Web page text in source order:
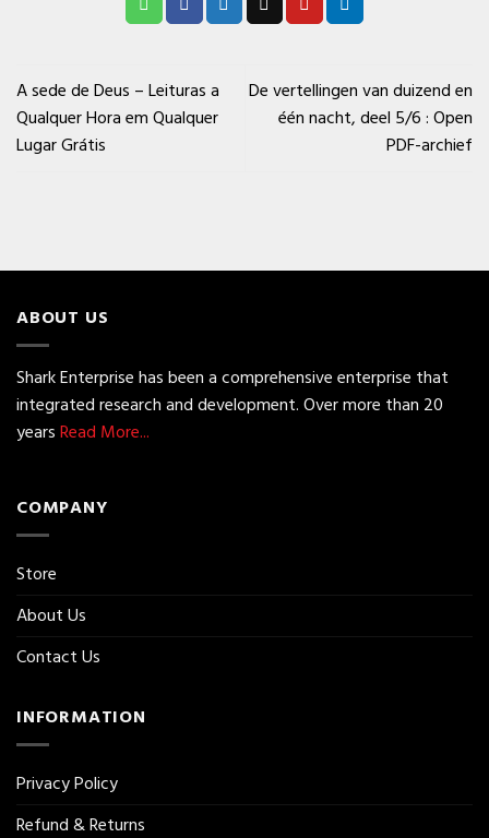
A sede de Deus – Leituras a
Qualquer Hora em Qualquer
Lugar Grátis
De vertellingen van duizend en
één nacht, deel 5/6 : Open
PDF-archief
ABOUT US
Shark Enterprise has been a comprehensive enterprise that
integrated research and development. Over more than 20
yearsRead More...
COMPANY
Store
About Us
Contact Us
INFORMATION
Privacy Policy
Refund & Returns